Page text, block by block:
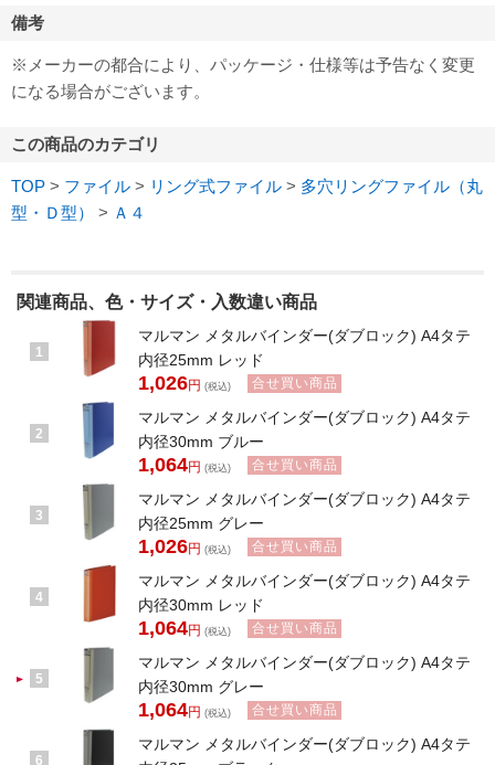
備考
※メーカーの都合により、パッケージ・仕様等は予告なく変更
になる場合がございます。
この商品のカテゴリ
TOP > ファイル > リング式ファイル > 多穴リングファイル（丸
型・Ｄ型）
> Ａ４
関連商品、色・サイズ・入数違い商品
1
マルマン メタルバインダー(ダブロック) A4タテ
内径25mm レッド
1,026円 (税込) 合せ買い商品
2
マルマン メタルバインダー(ダブロック) A4タテ
内径30mm ブルー
1,064円 (税込) 合せ買い商品
3
マルマン メタルバインダー(ダブロック) A4タテ
内径25mm グレー
1,026円 (税込) 合せ買い商品
4
マルマン メタルバインダー(ダブロック) A4タテ
内径30mm レッド
1,064円 (税込) 合せ買い商品
5
マルマン メタルバインダー(ダブロック) A4タテ
内径30mm グレー
1,064円 (税込) 合せ買い商品
6
マルマン メタルバインダー(ダブロック) A4タテ